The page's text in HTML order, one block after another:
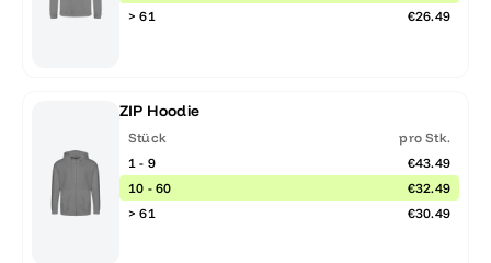
> 61
€26.49
ZIP Hoodie
Stück
pro Stk.
1 - 9
€43.49
10 - 60
€32.49
> 61
€30.49